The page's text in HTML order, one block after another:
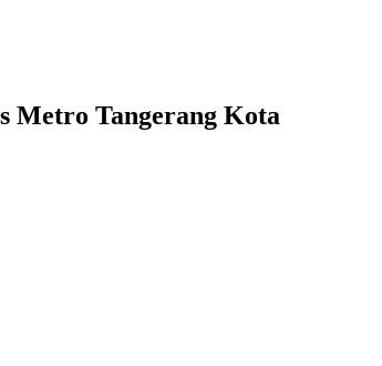
Metro Tangerang Kota